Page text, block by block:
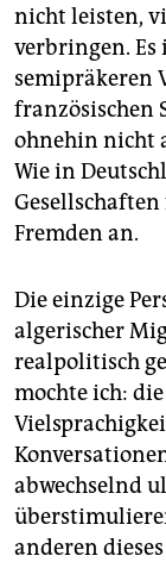
nicht leisten,
verbringen. Es
semipräkeren
französischen
ohnehin nicht
Wie in
Fremden an.
Die einzige
algerischer
realpolitisch
mochte ich:
abwechselnd
anderen